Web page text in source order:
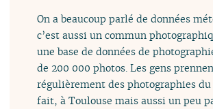
On a beaucoup parlé de données
c’est aussi un commun
une base de données de
de 200 000 photos. Les gens
régulièrement des photographies du
fait, à Toulouse mais aussi un peu